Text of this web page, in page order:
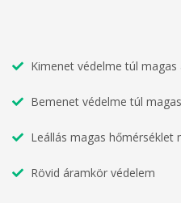
Kimenet védelme túl
Bemenet védelme túl
Leállás magas hőmérséklet
Rövid áramkör védelem